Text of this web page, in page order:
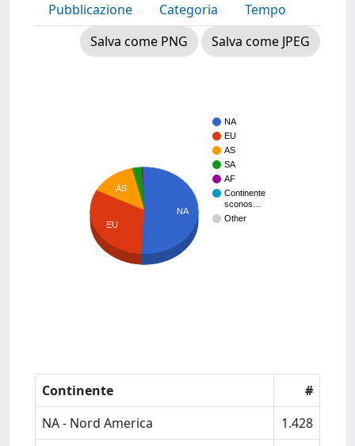
Pubblicazione
Categoria
Tempo
Salva come PNG
Salva come JPEG
NA
EU
AS
SA
AF
Continente
sconos…
Other
AS
EU
NA
Continente
#
NA - Nord America
1.428